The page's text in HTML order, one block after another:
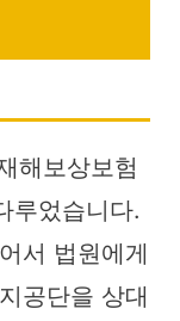
해보상보험
루었습니다.
서 법원에게
공단을 상대